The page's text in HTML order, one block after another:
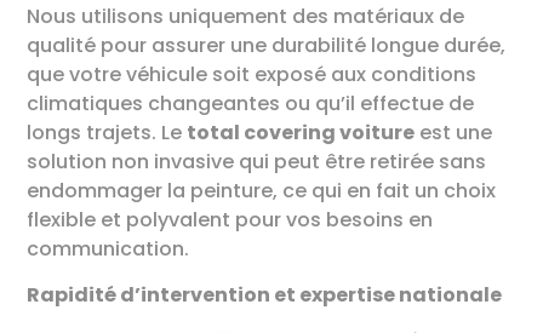
Nous utilisons uniquement des matériaux de
qualité pour assurer une durabilité longue durée,
que votre véhicule soit exposé aux conditions
climatiques changeantes ou qu’il effectue de
longs trajets. Le total covering voiture est une
solution non invasive qui peut être retirée sans
endommager la peinture, ce qui en fait un choix
flexible et polyvalent pour vos besoins en
communication.
Rapidité d’intervention et expertise nationale